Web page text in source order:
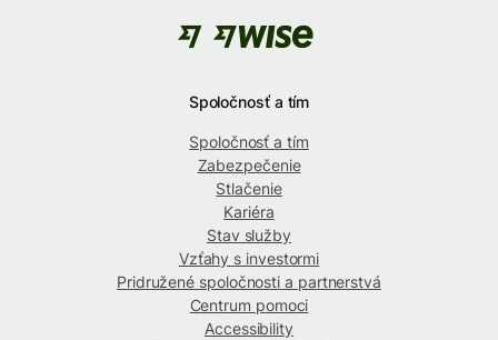
Spoločnosť a tím
Spoločnosť a tím
Zabezpečenie
Stlačenie
Kariéra
Stav služby
Vzťahy s investormi
Pridružené spoločnosti a partnerstvá
Centrum pomoci
Accessibility